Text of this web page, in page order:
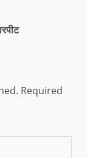
Required